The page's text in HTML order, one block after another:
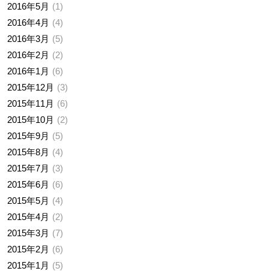
2016年5月
1
2016年4月
4
2016年3月
5
2016年2月
2
2016年1月
6
2015年12月
3
2015年11月
6
2015年10月
2
2015年9月
5
2015年8月
4
2015年7月
3
2015年6月
6
2015年5月
4
2015年4月
2
2015年3月
7
2015年2月
6
2015年1月
5